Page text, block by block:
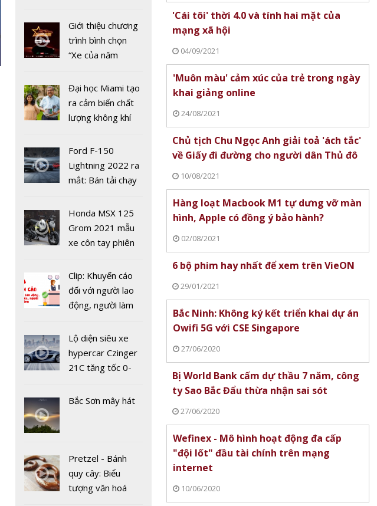
Keysight
ấn tiên phong
trong kiểm thử
mạng 5G của thế
Giải pháp mới cho
hàng từ tổng đài
tự động tương
tác bằng giọng
5G mang lại giá trị
300 triệu USD mỗi
năm cho các nhà
năm 2022
Giới thiệu chương
trình bình chọn
“Xe của năm
Đại học Miami tạo
ra cảm biến chất
lượng không khí
19
Ford F-150
Lightning 2022 ra
mắt: Bán tải chạy
chưa đến 40 nghìn
USD
Honda MSX 125
Grom 2021 mẫu
xe côn tay phiên
Clip: Khuyến cáo
đối với người lao
động, người làm
hàng tại khu dịch
vụ trong dịch
Covid-19
Lộ diện siêu xe
hypercar Czinger
21C tăng tốc 0-
2 giây
Bắc Sơn mây hát
Pretzel - Bánh
quy cây: Biểu
tượng văn hoá
'Cái tôi' thời 4.0 và tính hai mặt của
mạng xã hội
04/09/2021
'Muôn màu' cảm xúc của trẻ trong ngày
khai giảng online
24/08/2021
Chủ tịch Chu Ngọc Anh giải toả 'ách tắc'
về Giấy đi đường cho người dân Thủ đô
10/08/2021
Hàng loạt Macbook M1 tự dưng vỡ màn
hình, Apple có đồng ý bảo hành?
02/08/2021
6 bộ phim hay nhất để xem trên VieON
29/01/2021
Bắc Ninh: Không ký kết triển khai dự án
Owifi 5G với CSE Singapore
27/06/2020
Bị World Bank cấm dự thầu 7 năm, công
ty Sao Bắc Đẩu thừa nhận sai sót
27/06/2020
Wefinex - Mô hình hoạt động đa cấp
"đội lốt" đầu tài chính trên mạng
internet
10/06/2020